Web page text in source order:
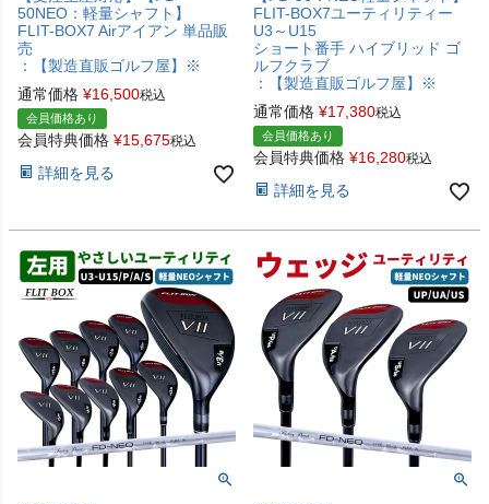
50NEO：軽量シャフト】
FLIT-BOX7 Airアイアン 単品販
売
：【製造直販ゴルフ屋】※
通常価格 ¥16,500税込
会員価格あり
会員特典価格 ¥15,675税込
詳細を見る
FLIT-BOX7ユーティリティー
U3～U15
ショート番手 ハイブリッド ゴ
ルフクラブ
：【製造直販ゴルフ屋】※
通常価格 ¥17,380税込
会員価格あり
会員特典価格 ¥16,280税込
詳細を見る